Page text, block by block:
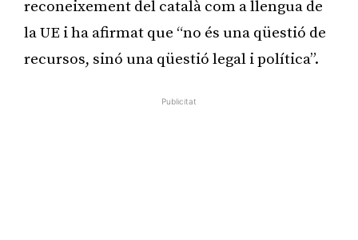
reconeixement del català com a llengua de
la UE i ha afirmat que “no és una qüestió de
recursos, sinó una qüestió legal i política”.
Publicitat